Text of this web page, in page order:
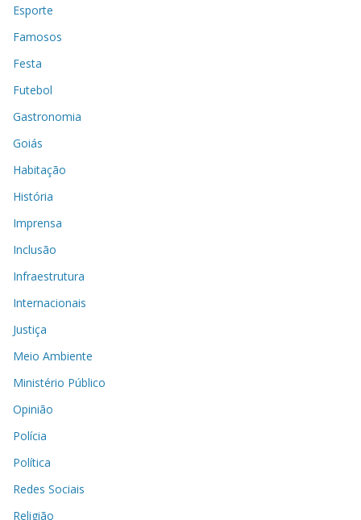
Esporte
Famosos
Festa
Futebol
Gastronomia
Goiás
Habitação
História
Imprensa
Inclusão
Infraestrutura
Internacionais
Justiça
Meio Ambiente
Ministério Público
Opinião
Polícia
Política
Redes Sociais
Religião